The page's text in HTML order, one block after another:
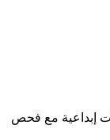
إبداعية مع فحص